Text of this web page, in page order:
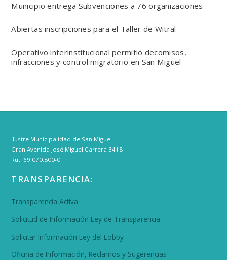
Municipio entrega Subvenciones a 76 organizaciones
Abiertas inscripciones para el Taller de Witral
Operativo interinstitucional permitió decomisos,
infracciones y control migratorio en San Miguel
Ilustre Municipalidad de San Miguel
Gran Avenida José Miguel Carrera 3418
Rut: 69.070.800-0
TRANSPARENCIA:
Transparencia Activa
Solicitud de Información Ley de Transparencia
Solicitar Información Ley del Lobby
Oficina de Información, Reclamos y Sugerencias